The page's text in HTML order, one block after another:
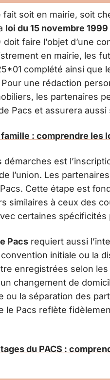
fait soit en mairie, soit
loi du 15 novembre 1999
faire l’objet d’une
en mairie, les
complété ainsi
Pour une rédaction
les partenaires
Pacs et assurera
famille : comprendre les
démarches est
l’union. Les
Cette étape est
similaires à ceux des
certaines spécificités
Pacs requiert aussi
initiale ou la
enregistrées selon
changement de
ou la séparation des
le Pacs reflète
du PACS :